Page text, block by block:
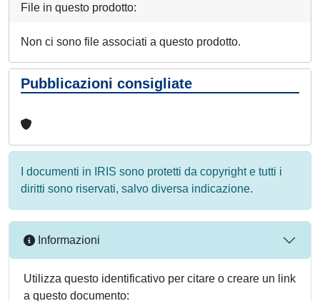
File in questo prodotto:
Non ci sono file associati a questo prodotto.
Pubblicazioni consigliate
I documenti in IRIS sono protetti da copyright e tutti i
diritti sono riservati, salvo diversa indicazione.
Informazioni
Utilizza questo identificativo per citare o creare un link
a questo documento: